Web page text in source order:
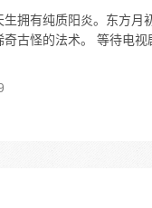
拥有纯质阳炎。东方
古怪的法术。 等待电